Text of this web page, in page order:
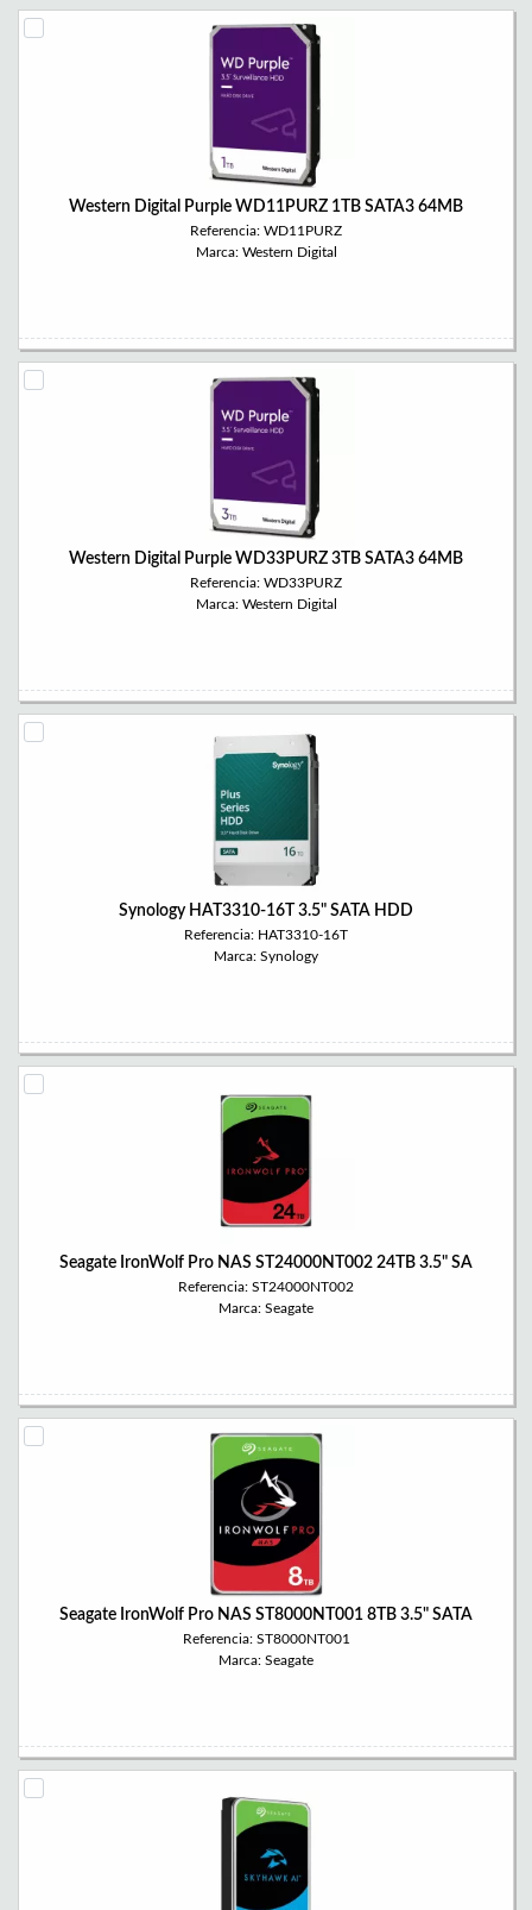
Western Digital Purple WD11PURZ 1TB SATA3 64MB
Referencia: WD11PURZ
Marca: Western Digital
Western Digital Purple WD33PURZ 3TB SATA3 64MB
Referencia: WD33PURZ
Marca: Western Digital
Synology HAT3310-16T 3.5" SATA HDD
Referencia: HAT3310-16T
Marca: Synology
Seagate IronWolf Pro NAS ST24000NT002 24TB 3.5" SA
Referencia: ST24000NT002
Marca: Seagate
Seagate IronWolf Pro NAS ST8000NT001 8TB 3.5" SATA
Referencia: ST8000NT001
Marca: Seagate